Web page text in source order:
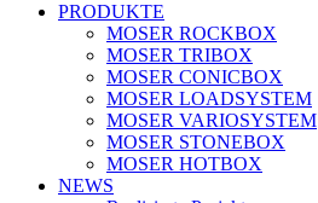
PRODUKTE
MOSER ROCKBOX
MOSER TRIBOX
MOSER CONICBOX
MOSER LOADSYSTEM
MOSER VARIOSYSTEM
MOSER STONEBOX
MOSER HOTBOX
NEWS